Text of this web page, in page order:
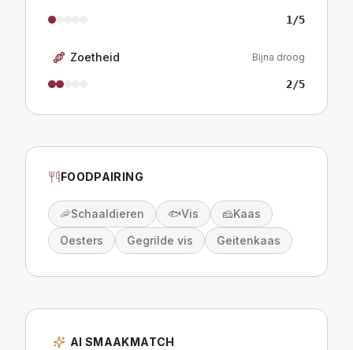
1 /5
Zoetheid Bijna droog
2/5
FOODPAIRING
🦐Schaaldieren 🐟Vis 🧀Kaas
Oesters
Gegrilde vis Geitenkaas
AI SMAAKMATCH